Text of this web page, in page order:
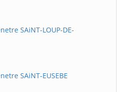
SAiNT-LOUP-DE-
SAiNT-EUSEBE